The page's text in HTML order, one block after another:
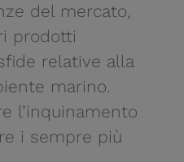
del mercato,
prodotti
relative alla
marino.
l’inquinamento
i sempre più